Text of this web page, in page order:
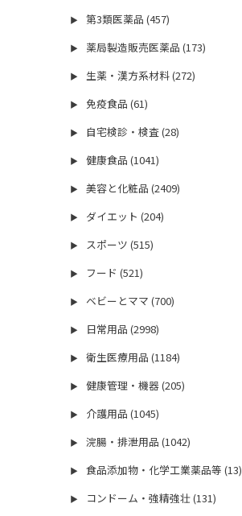
▶ 第3類医薬品 (457)
▶ 薬局製造販売医薬品 (173)
▶ 生薬・漢方系材料 (272)
▶ 免疫食品 (61)
▶ 自宅検診・検査 (28)
▶ 健康食品 (1041)
▶ 美容と化粧品 (2409)
▶ ダイエット (204)
▶ スポーツ (515)
▶ フード (521)
▶ ベビーとママ (700)
▶ 日常用品 (2998)
▶ 衛生医療用品 (1184)
▶ 健康管理・機器 (205)
▶ 介護用品 (1045)
▶ 浣腸・排泄用品 (1042)
▶ 食品添加物・化学工業薬品等 (13)
▶ コンドーム・強精強壮 (131)